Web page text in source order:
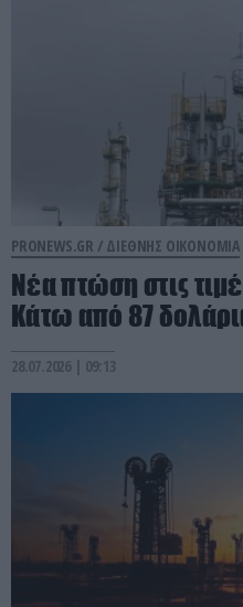
PRONEWS.GR / ΔΙΕΘΝΗΣ ΟΙΚΟΝΟΜΙΑ
Νέα πτώση στις
Κάτω από 87
28.07.2026 | 09:13